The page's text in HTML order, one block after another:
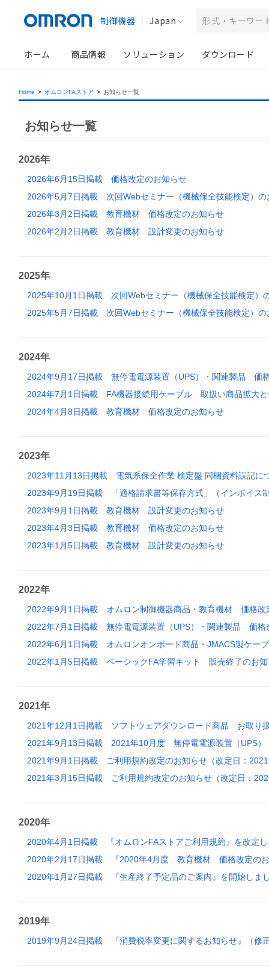
制御機器 Japan
ホーム 商品情報 ソリューション ダウンロード
Home > オムロンFAストア > お知らせ一覧
お知らせ一覧
2026年
2026年6月15日掲載
価格改定のお知らせ
2026年5月7日掲載
次回Webセミナー（機械保全技能検定）の
2026年3月2日掲載
教育機材 価格改定のお知らせ
2026年2月2日掲載
教育機材 設計変更のお知らせ
2025年
2025年10月1日掲載
次回Webセミナー（機械保全技能検定）
2025年5月7日掲載
次回Webセミナー（機械保全技能検定）の
2024年
2024年9月17日掲載
無停電電源装置（UPS）・関連製品 価
2024年7月1日掲載
FA機器接続用ケーブル 取扱い商品拡大
2024年4月8日掲載
教育機材 価格改定のお知らせ
2023年
2023年11月13日掲載
電気系保全作業 検定盤 同梱資料誤記に
2023年9月19日掲載
「適格請求書等保存方式」（インボイス
2023年9月1日掲載
教育機材 設計変更のお知らせ
2023年4月3日掲載
教育機材 価格改定のお知らせ
2023年1月5日掲載
教育機材 設計変更のお知らせ
2022年
2022年9月1日掲載
オムロン制御機器商品・教育機材 価格改
2022年7月1日掲載
無停電電源装置（UPS）・関連製品 価格
2022年6月1日掲載
オムロンオンボード商品・JMACS製ケー
2022年1月5日掲載
ベーシックFA学習キット 販売終了のお
2021年
2021年12月1日掲載
ソフトウェアダウンロード商品 お取り
2021年9月13日掲載
2021年10月度 無停電電源装置（UPS
2021年9月1日掲載
ご利用規約改定のお知らせ（改定日：
2021年3月15日掲載
ご利用規約改定のお知らせ（改定日：
2020年
2020年4月1日掲載
『オムロンFAストアご利用規約』を改定
2020年2月17日掲載
『2020年4月度 教育機材 価格改定の
2020年1月27日掲載
『生産終了予定品のご案内』を開始しま
2019年
2019年9月24日掲載 『消費税率変更に関するお知らせ』（修